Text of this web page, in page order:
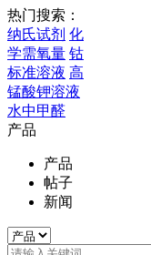
热门搜索：
纳氏试剂 化
学需氧量 钴
标准溶液 高
锰酸钾溶液
水中甲醛
产品
产品
帖子
新闻